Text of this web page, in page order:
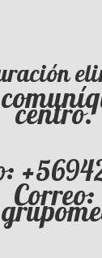
centro.
Correo: